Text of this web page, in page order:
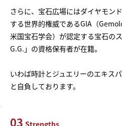
さらに、宝石広場にはダイヤモン
する世界的権威であるGIA（
米国宝石学会）が認定する宝石の
G.G.」の資格保有者が在籍。
いわば時計とジュエリーのエキス
と自負しております。
03 Strengths